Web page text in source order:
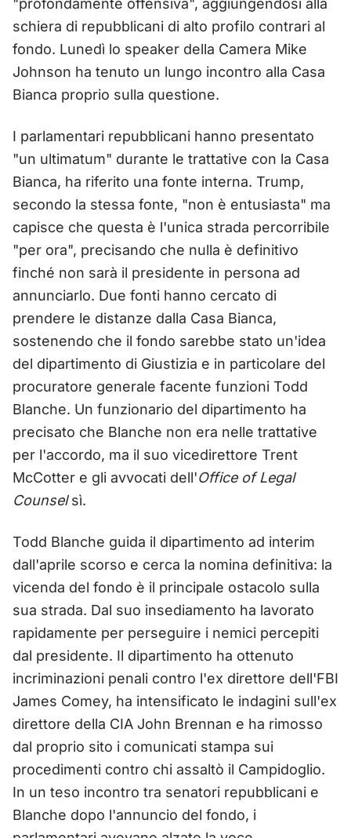
"profondamente offensiva", aggiungendosi alla
schiera di repubblicani di alto profilo contrari al
fondo. Lunedì lo speaker della Camera Mike
Johnson ha tenuto un lungo incontro alla Casa
Bianca proprio sulla questione.
I parlamentari repubblicani hanno presentato
"un ultimatum" durante le trattative con la Casa
Bianca, ha riferito una fonte interna. Trump,
secondo la stessa fonte, "non è entusiasta" ma
capisce che questa è l'unica strada percorribile
"per ora", precisando che nulla è definitivo
finché non sarà il presidente in persona ad
annunciarlo. Due fonti hanno cercato di
prendere le distanze dalla Casa Bianca,
sostenendo che il fondo sarebbe stato un'idea
del dipartimento di Giustizia e in particolare del
procuratore generale facente funzioni Todd
Blanche. Un funzionario del dipartimento ha
precisato che Blanche non era nelle trattative
per l'accordo, ma il suo vicedirettore Trent
McCotter e gli avvocati dell'Office of Legal
Counselsì.
Todd Blanche guida il dipartimento ad interim
dall'aprile scorso e cerca la nomina definitiva: la
vicenda del fondo è il principale ostacolo sulla
sua strada. Dal suo insediamento ha lavorato
rapidamente per perseguire i nemici percepiti
dal presidente. Il dipartimento ha ottenuto
incriminazioni penali contro l'ex direttore dell'FBI
James Comey, ha intensificato le indagini sull'ex
direttore della CIA John Brennan e ha rimosso
dal proprio sito i comunicati stampa sui
procedimenti contro chi assaltò il Campidoglio.
In un teso incontro tra senatori repubblicani e
Blanche dopo l'annuncio del fondo, i